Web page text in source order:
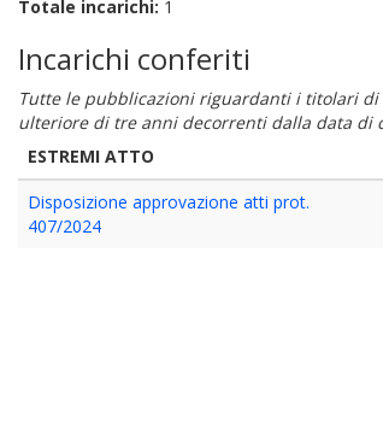
Totale incarichi: 1
Incarichi conferiti
Tutte le pubblicazioni riguardanti i titolari
ulteriore di tre anni decorrenti dalla data di
ESTREMI ATTO
Disposizione approvazione atti prot.
407/2024